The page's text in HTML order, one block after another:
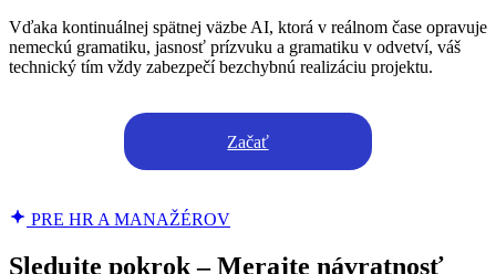
Vďaka kontinuálnej spätnej väzbe AI, ktorá v reálnom čase opravuje
nemeckú gramatiku, jasnosť prízvuku a gramatiku v odvetví, váš
technický tím vždy zabezpečí bezchybnú realizáciu projektu.
Začať
PRE HR A MANAŽÉROV
Sledujte pokrok – Merajte návratnosť